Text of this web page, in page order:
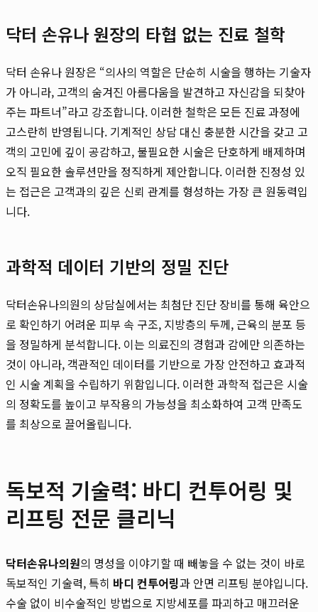
닥터 손유나 원장의 타협 없는 진료 철학
닥터 손유나 원장은 “의사의 역할은 단순히 시술을 행하는 기술자
가 아니라, 고객의 숨겨진 아름다움을 발견하고 자신감을 되찾아
주는 파트너”라고 강조합니다. 이러한 철학은 모든 진료 과정에
고스란히 반영됩니다. 기계적인 상담 대신 충분한 시간을 갖고 고
객의 고민에 깊이 공감하고, 불필요한 시술은 단호하게 배제하며
오직 필요한 솔루션만을 정직하게 제안합니다. 이러한 진정성 있
는 접근은 고객과의 깊은 신뢰 관계를 형성하는 가장 큰 원동력입
니다.
과학적 데이터 기반의 정밀 진단
닥터손유나의원의 상담실에서는 최첨단 진단 장비를 통해 육안으
로 확인하기 어려운 피부 속 구조, 지방층의 두께, 근육의 분포 등
을 정밀하게 분석합니다. 이는 의료진의 경험과 감에만 의존하는
것이 아니라, 객관적인 데이터를 기반으로 가장 안전하고 효과적
인 시술 계획을 수립하기 위함입니다. 이러한 과학적 접근은 시술
의 정확도를 높이고 부작용의 가능성을 최소화하여 고객 만족도
를 최상으로 끌어올립니다.
독보적 기술력: 바디 컨투어링 및
리프팅 전문 클리닉
닥터손유나의원의 명성을 이야기할 때 빼놓을 수 없는 것이 바로
독보적인 기술력, 특히 바디 컨투어링과 안면 리프팅 분야입니다.
수술 없이 비수술적인 방법으로 지방세포를 파괴하고 매끄러운